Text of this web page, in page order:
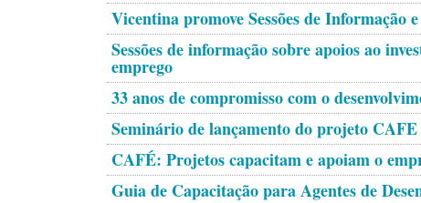
Vicentina promove Sessões de
Sessões de informação sobre apoios ao
emprego
33 anos de compromisso com o
Seminário de lançamento do projeto
CAFÉ: Projetos capacitam e apoiam o
Guia de Capacitação para Agentes de